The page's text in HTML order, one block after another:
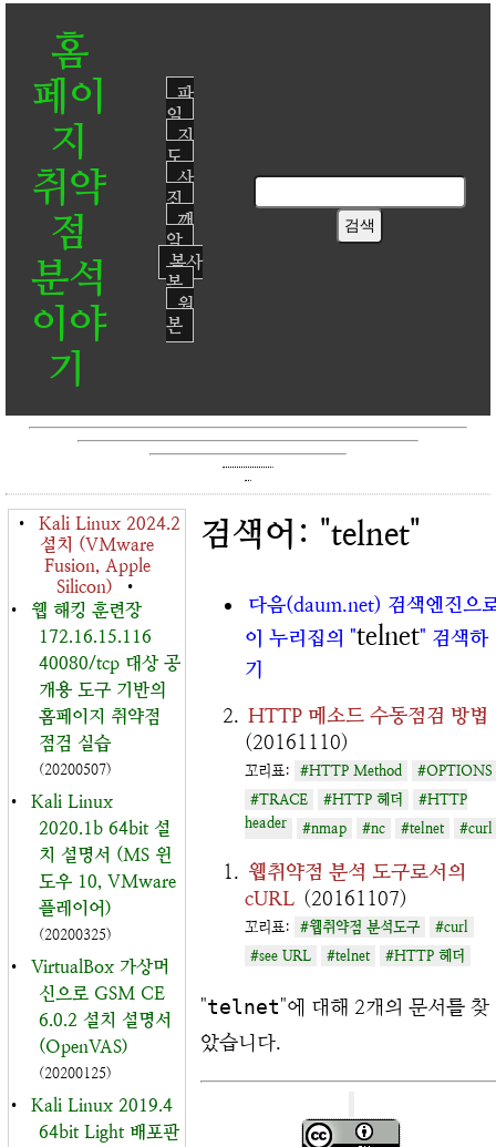
홈
페이
지
취약
점
분석
이야
기
파
일
지
도
사
진
깨
알
복사
본
원
본
•
Kali Linux 2024.2
설치 (VMware
Fusion, Apple
Silicon)
•
•
웹 해킹 훈련장
172.16.15.116
40080/tcp 대상 공
개용 도구 기반의
홈페이지 취약점
점검 실습
(20200507)
•
Kali Linux
2020.1b 64bit 설
치 설명서 (MS 윈
도우 10, VMware
플레이어)
(20200325)
•
VirtualBox 가상머
신으로 GSM CE
6.0.2 설치 설명서
(OpenVAS)
(20200125)
•
Kali Linux 2019.4
64bit Light 배포판
검색어: "telnet"
다음(daum.net) 검색엔진으
이 누리집의 "telnet" 검색하
기
HTTP 메소드 수동점검 방법
(20161110)
꼬리표: #HTTP Method
#OPTIONS
#TRACE
#HTTP 헤더 #HTTP
header #nmap #nc #telnet #curl
웹취약점 분석 도구로서의
cURL (20161107)
꼬리표: #웹취약점 분석도구
#curl
#see URL
#telnet #HTTP 헤더
"telnet"에 대해 2개의 문서를 찾
았습니다.